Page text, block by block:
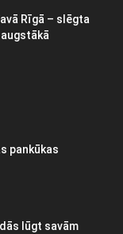
Rīgā – slēgta
pankūkas
lūgt savām